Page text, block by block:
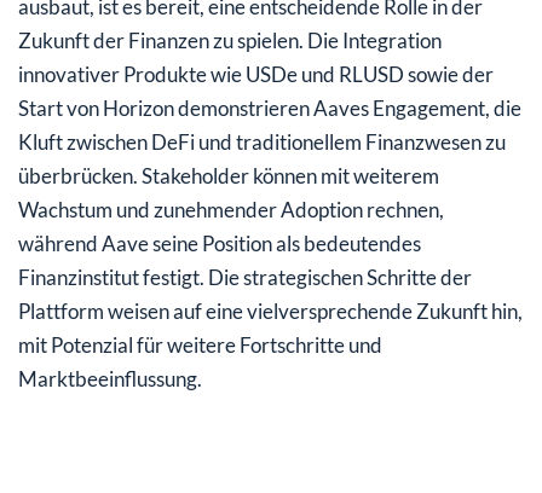
ausbaut, ist es bereit, eine entscheidende Rolle in der
Zukunft der Finanzen zu spielen. Die Integration
innovativer Produkte wie USDe und RLUSD sowie der
Start von Horizon demonstrieren Aaves Engagement, die
Kluft zwischen DeFi und traditionellem Finanzwesen zu
überbrücken. Stakeholder können mit weiterem
Wachstum und zunehmender Adoption rechnen,
während Aave seine Position als bedeutendes
Finanzinstitut festigt. Die strategischen Schritte der
Plattform weisen auf eine vielversprechende Zukunft hin,
mit Potenzial für weitere Fortschritte und
Marktbeeinflussung.